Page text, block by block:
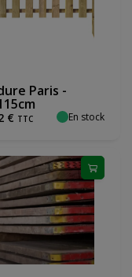
Paris -
€ TTC En stock